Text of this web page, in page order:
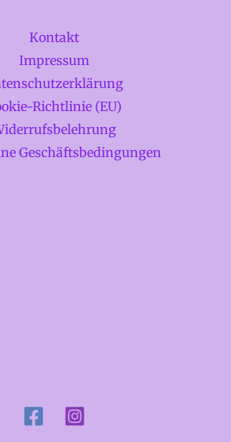
Kontakt
Impressum
Richtlinie (EU)
Geschäftsbedingungen